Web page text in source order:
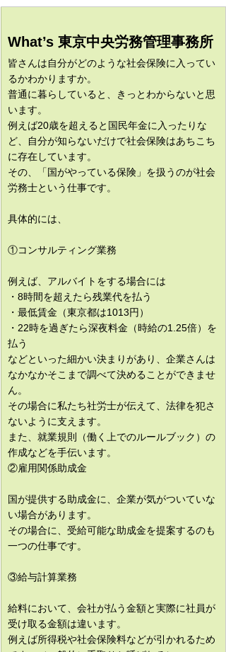
What’s 東京中央労務管理事務所
皆さんは自分がどのような社会保険に入ってい
るかわかりますか。
普通に暮らしていると、きっとわからないと思
います。
例えば20歳を超えると国民年金に入ったりな
ど、自分が知らないだけで社会保険はあちこち
に存在しています。
その、「国がやっている保険」を扱うのが社会
労務士という仕事です。
具体的には、
①コンサルティング業務
例えば、アルバイトをする場合には
・8時間を超えたら残業代を払う
・最低賃金（東京都は1013円）
・22時を過ぎたら深夜料金（時給の1.25倍）を
払う
などといった細かい決まりがあり、企業さんは
なかなかそこまで調べて決めることができませ
ん。
その場合に私たち社労士が伝えて、法律を犯さ
ないように支えます。
また、就業規則（働く上でのルールブック）の
作成などを手伝います。
②雇用関係助成金
国が提供する助成金に、企業が気がついていな
い場合があります。
その場合に、受給可能な助成金を提案するのも
一つの仕事です。
③給与計算業務
給料において、会社が払う金額と実際に社員が
受け取る金額は違います。
例えば所得税や社会保険料などが引かれるため